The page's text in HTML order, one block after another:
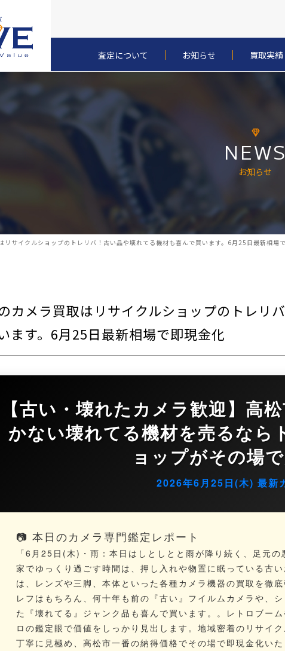
査定について お知らせ 買取実績
NEWS
お知らせ
リサイクルショップのトレリバ！古い品や壊れてる機材も喜んで買います。6月25日最新相場
カメラ買取はリサイクルショップのトレリ
ます。6月25日最新相場で即現金化
【古い・壊れたカメラ歓迎】高
かない壊れてる機材を売るなら
ョップがその場で
2026年6月25日(木) 最新
📷 本日のカメラ専門鑑定レポート
「6月25日(木)・雨：本日はしとしとと雨が降り続く、足元
家でゆっくり過ごす時間は、押し入れや物置に眠っている古
は、レンズや三脚、本体といった各種カメラ 機器の買取を徹
レフはもちろん、何十年も前の『古い 』フイルムカメラや、
た『壊れてる 』ジャンク品も喜んで買います。 。レトロブー
ロの鑑定眼で価値をしっかり見出します。地域密着の リサイ
丁寧に見極め、 高松市一番の納得価格でその場で即現金化い